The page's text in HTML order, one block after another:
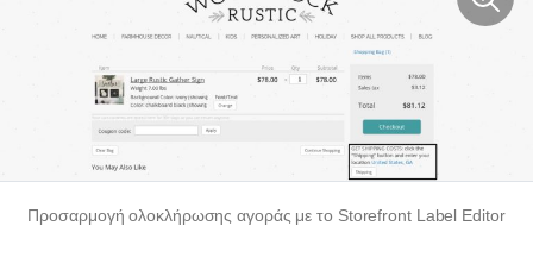
Προσαρμογή ολοκλήρωσης αγοράς με το Storefront Label Editor